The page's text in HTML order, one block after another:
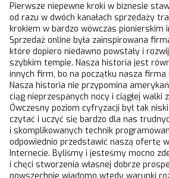
Pierwsze niepewne kroki w biznesie
od razu w dwóch kanałach sprzedaży
krokiem w bardzo wówczas pionierskim
Sprzedaż online była zainspirowana
które dopiero niedawno powstały i
szybkim tempie. Nasza historia jest
innych firm, bo na początku nasza firma
Nasza historia nie przypomina
ciąg nieprzespanych nocy i ciągłej walki
Ówczesny poziom cyfryzacji był tak
czytać i uczyć się bardzo dla nas
i skomplikowanych technik
odpowiednio przedstawić naszą ofertę
Internecie. Byliśmy i jesteśmy mocno
i chęci stworzenia własnej dobrze